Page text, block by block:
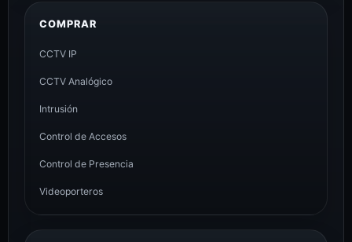
COMPRAR
CCTV IP
CCTV Analógico
Intrusión
Control de Accesos
Control de Presencia
Videoporteros